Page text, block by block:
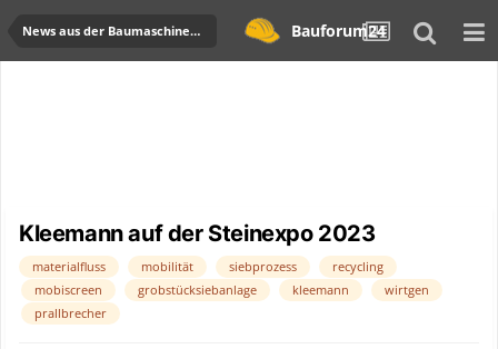
News aus der Baumaschinen Industrie Bauforum24
Kleemann auf der Steinexpo 2023
materialfluss mobilität siebprozess
recycling
mobiscreen
grobstücksiebanlage kleemann
wirtgen
prallbrecher